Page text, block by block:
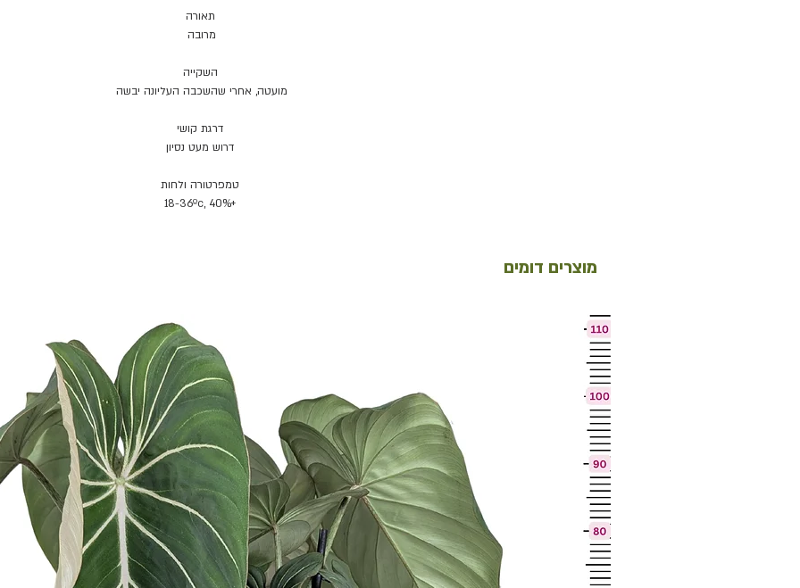
תאורה
מרובה
השקייה
מועטה, אחרי שהשכבה העליונה יבשה
דרגת קושי
דרוש מעט נסיון
טמפרטורה ולחות
+18-36ºc, 40%
מוצרים דומים